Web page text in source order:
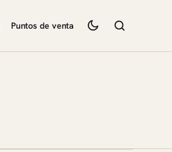
Puntos de venta